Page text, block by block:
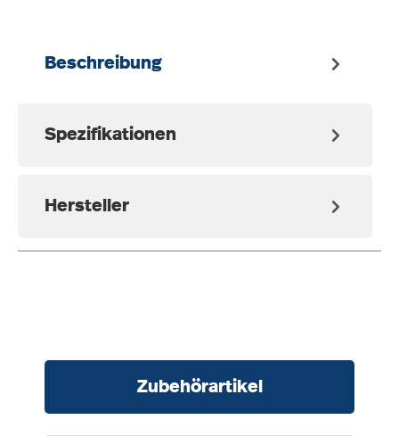
Beschreibung
Spezifikationen
Hersteller
Zubehörartikel